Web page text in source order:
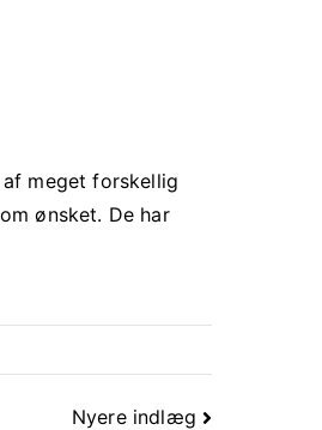
meget forskellig
ønsket. De har
Nyere indlæg